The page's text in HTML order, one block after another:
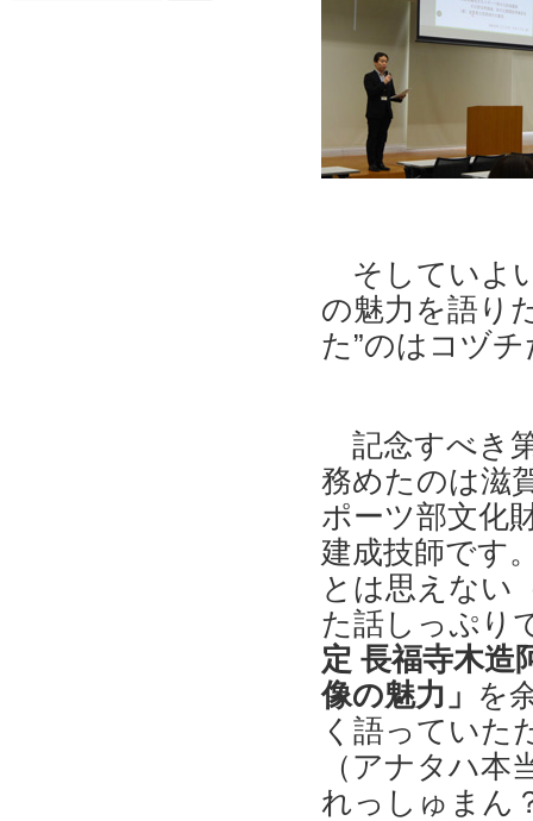
そしていよ
の魅力を語り
た”のはコヅ
記念すべき
務めたのは滋
ポーツ部文化
建成技師です
とは思えない
た話しっぷり
定 長福寺木造
像の魅力」 を
く語っていた
（アナタハ本
れっしゅまん